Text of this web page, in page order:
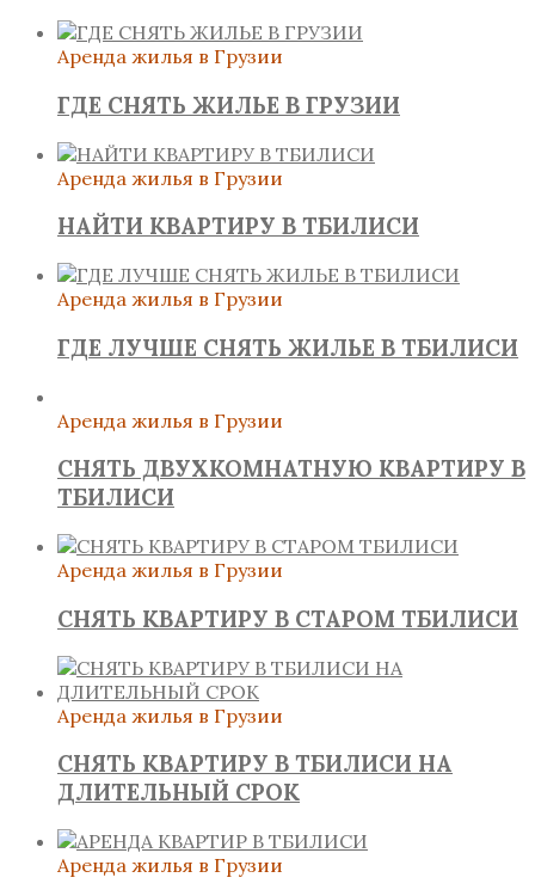
Аренда жилья в Грузии
ГДЕ СНЯТЬ ЖИЛЬЕ В ГРУЗИИ
Аренда жилья в Грузии
НАЙТИ КВАРТИРУ В ТБИЛИСИ
Аренда жилья в Грузии
ГДЕ ЛУЧШЕ СНЯТЬ ЖИЛЬЕ В ТБИЛИСИ
Аренда жилья в Грузии
СНЯТЬ ДВУХКОМНАТНУЮ КВАРТИРУ В
ТБИЛИСИ
Аренда жилья в Грузии
СНЯТЬ КВАРТИРУ В СТАРОМ ТБИЛИСИ
Аренда жилья в Грузии
СНЯТЬ КВАРТИРУ В ТБИЛИСИ НА
ДЛИТЕЛЬНЫЙ СРОК
Аренда жилья в Грузии